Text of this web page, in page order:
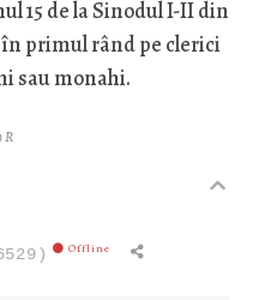
15 de la Sinodul I-II din
primul rând pe clerici
sau monahi.
R
Offline